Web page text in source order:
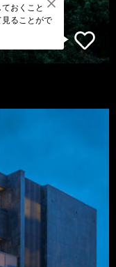
おくこと
ることがで